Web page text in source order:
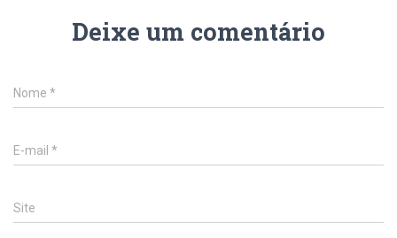
Deixe um comentário
Nome *
E-mail *
Site